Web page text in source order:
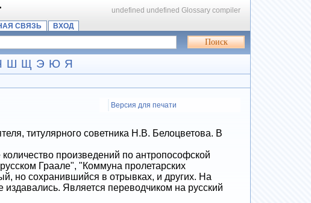
· undefined undefined Glossary compiler
СВЯЗЬ ВХОД
Ш Щ Э Ю Я
Версия для печати
титулярного советника Н.В. Белоцветова. В
произведений по антропософской
Граале", "Коммуна пролетарских
но сохранившийся в отрывках, и других. На
Является переводчиком на русский